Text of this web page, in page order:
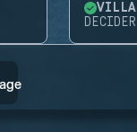
VILLA
DECIDER